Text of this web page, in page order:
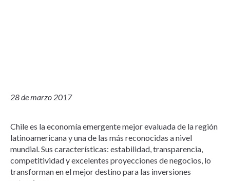
28 de marzo 2017
Chile es la economía emergente mejor evaluada de la región
latinoamericana y una de las más reconocidas a nivel
mundial. Sus características: estabilidad, transparencia,
competitividad y excelentes proyecciones de negocios, lo
transforman en el mejor destino para las inversiones